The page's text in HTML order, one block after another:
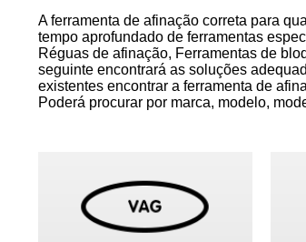
A ferramenta de afinação correta para
tempo aprofundado de ferramentas
Réguas de afinação, Ferramentas de
seguinte encontrará as soluções
existentes encontrar a ferramenta de
Poderá procurar por marca, modelo,